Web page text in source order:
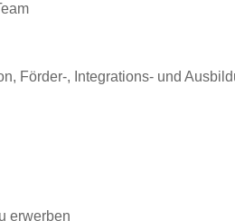
Förder-, Integrations- und
erwerben